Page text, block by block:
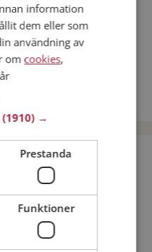
:Kentina,Helen,Evika
kostnad!
Kvinna
information
dem eller som
användning av
om cookies,
(1910) →
Prestanda
Funktioner